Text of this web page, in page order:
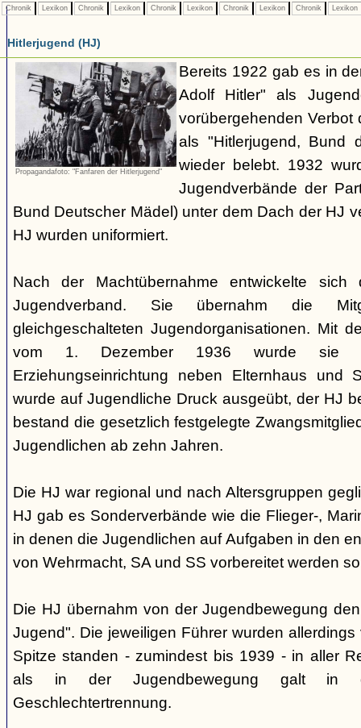
Chronik Lexikon Chronik Lexikon Chronik Lexikon Chronik Lexikon Chronik Lexikon
Hitlerjugend (HJ)
Propagandafoto: "Fanfaren der Hitlerjugend"
Bereits 1922 gab es in
Adolf Hitler" als
vorübergehenden Verbot
als "Hitlerjugend, Bund
wieder belebt. 1932
Jugendverbände der
Bund Deutscher Mädel) unter dem Dach der HJ
HJ wurden uniformiert.
Nach der Machtübernahme entwickelte
Jugendverband. Sie übernahm die
gleichgeschalteten Jugendorganisationen. Mit
vom 1. Dezember 1936 wurde sie
Erziehungseinrichtung neben Elternhaus und
wurde auf Jugendliche Druck ausgeübt, der HJ
bestand die gesetzlich festgelegte
Jugendlichen ab zehn Jahren.
Die HJ war regional und nach Altersgruppen
HJ gab es Sonderverbände wie die Flieger-,
in denen die Jugendlichen auf Aufgaben in den
von Wehrmacht, SA und SS vorbereitet werden
Die HJ übernahm von der Jugendbewegung
Jugend". Die jeweiligen Führer wurden
Spitze standen - zumindest bis 1939 - in aller
als in der Jugendbewegung galt in
Geschlechtertrennung.